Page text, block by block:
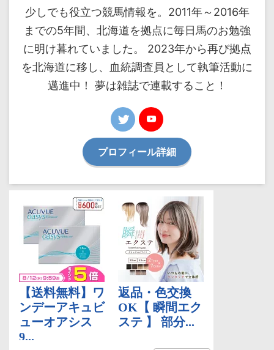
少しでも役立つ競馬情報を。2011年～2016年
までの5年間、北海道を拠点に毎日馬のお勉強
に明け暮れていました。 2023年から再び拠点
を北海道に移し、血統調査員として執筆活動に
邁進中！ 夢は雑誌で連載すること！
プロフィール詳細